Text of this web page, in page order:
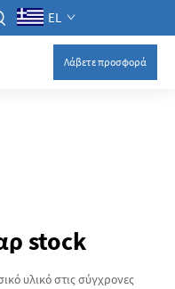
EL
Λάβετε προσφορά
stock
υλικό στις σύγχρονες